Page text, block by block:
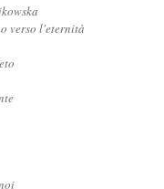
verso l'eternità